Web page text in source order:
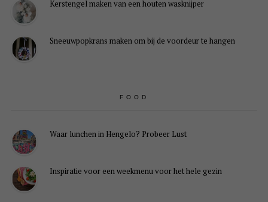
Kerstengel maken van een houten wasknijper
Sneeuwpopkrans maken om bij de voordeur te hangen
FOOD
Waar lunchen in Hengelo? Probeer Lust
Inspiratie voor een weekmenu voor het hele gezin